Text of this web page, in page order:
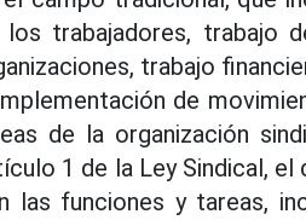
los trabajadores, trabajo
trabajo
de
de la organización
1 de la Ley Sindical,
las funciones y tareas,